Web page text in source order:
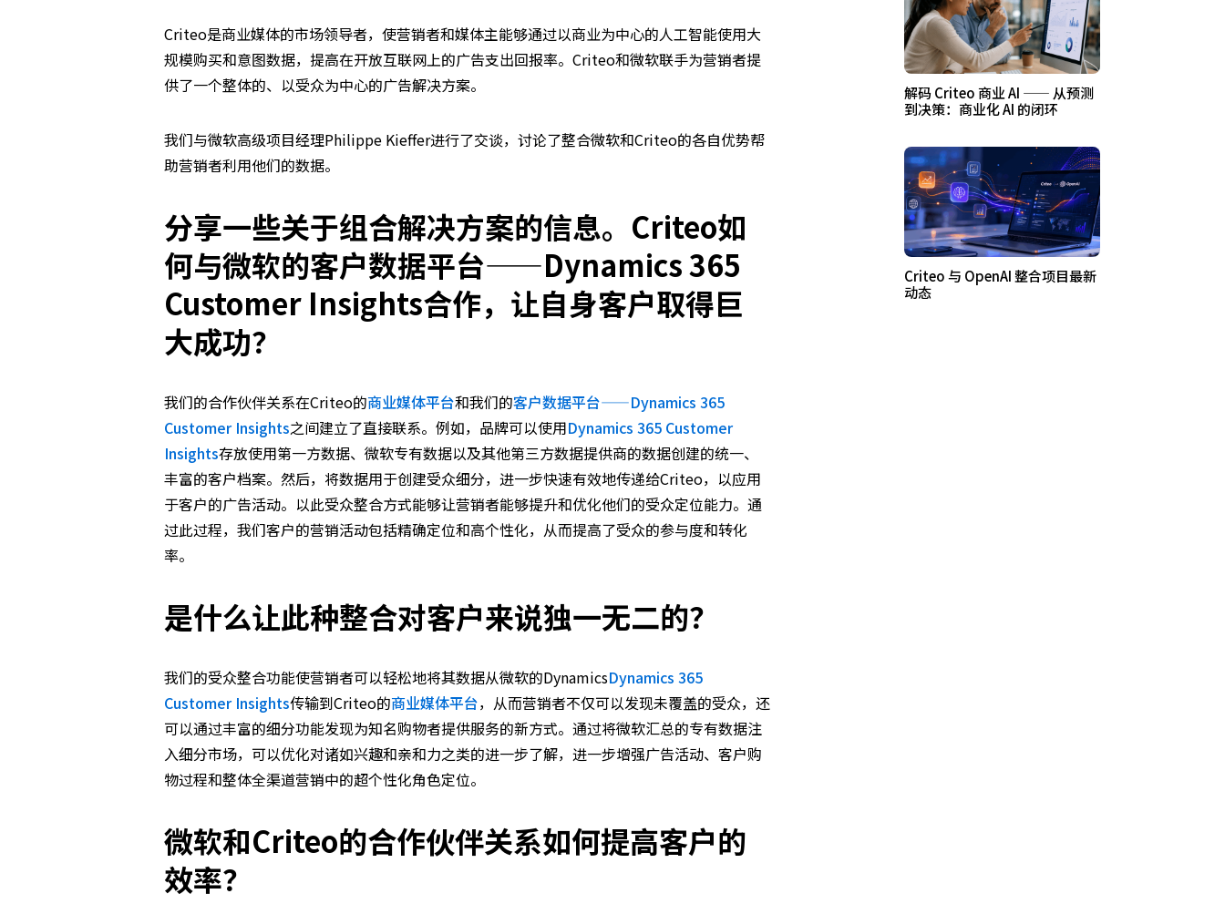
Criteo是商业媒体的市场领导者，使营销者和媒体主能够通过以商业为中心的人工智能使用大
规模购买和意图数据，提高在开放互联网上的广告支出回报率。Criteo和微软联手为营销者提
供了一个整体的、以受众为中心的广告解决方案。
我们与微软高级项目经理Philippe Kieffer进行了交谈，讨论了整合微软和Criteo的各自优势帮
助营销者利用他们的数据。
分享一些关于组合解决方案的信息。 Criteo如
何与微软的客户数据平台——Dynamics 365
Customer Insights合作，让自身客户取得巨
大成功？
我们的合作伙伴关系在Criteo的商业媒体平台和我们的客户数据平台——Dynamics 365
Customer Insights之间建立了直接联系。例如，品牌可以使用Dynamics 365 Customer
Insights存放使用第一方数据、微软专有数据以及其他第三方数据提供商的数据创建的统一、
丰富的客户档案。然后，将数据用于创建受众细分，进一步快速有效地传递给Criteo，以应用
于客户的广告活动。以此受众整合方式能够让营销者能够提升和优化他们的受众定位能力。通
过此过程，我们客户的营销活动包括精确定位和高个性化，从而提高了受众的参与度和转化
率。
是什么让此种整合对客户来说独一无二的？
我们的受众整合功能使营销者可以轻松地将其数据从微软的DynamicsDynamics 365
Customer Insights传输到Criteo的商业媒体平台，从而营销者不仅可以发现未覆盖的受众，还
可以通过丰富的细分功能发现为知名购物者提供服务的新方式。通过将微软汇总的专有数据注
入细分市场，可以优化对诸如兴趣和亲和力之类的进一步了解，进一步增强广告活动、客户购
物过程和整体全渠道营销中的超个性化角色定位。
微软和Criteo的合作伙伴关系如何提高客户的
效率？
解码 Criteo 商业 AI —— 从预测
到决策：商业化 AI 的闭环
Criteo 与 OpenAI 整合项目最新
动态